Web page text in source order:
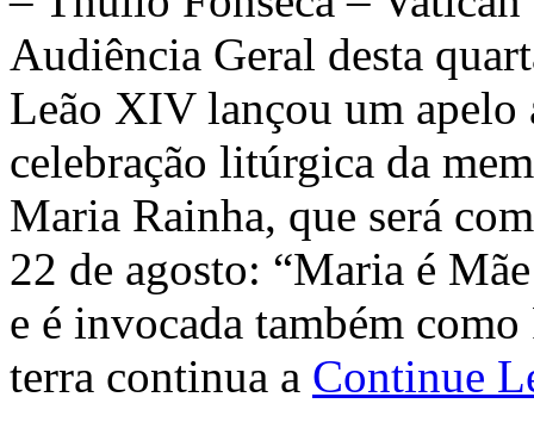
Audiência Geral desta
Leão XIV lançou um apelo
celebração litúrgica da
Maria Rainha, que será
22 de agosto: “Maria é
e é invocada também
terra continua a Continue